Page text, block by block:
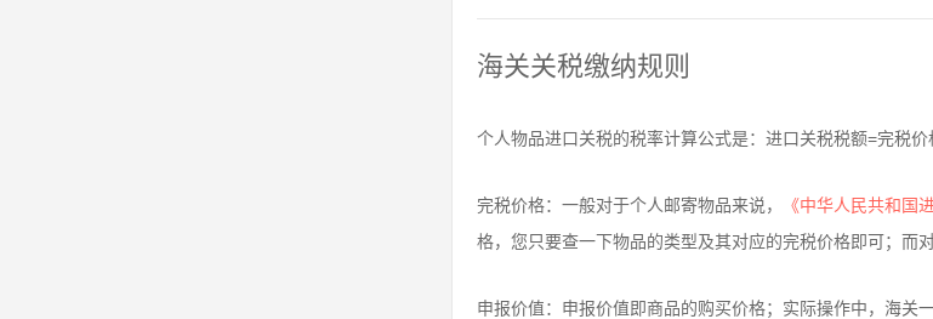
海关关税缴纳规则
个人物品进口关税的税率计算公式是：进口关税税额=完税价
完税价格：一般对于个人邮寄物品来说， 《中华人民共和国
格，您只要查一下物品的类型及其对应的完税价格即可；而
申报价值：申报价值即商品的购买价格；实际操作中，海关